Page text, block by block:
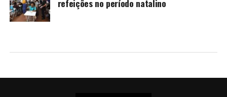
refeições no período natalino